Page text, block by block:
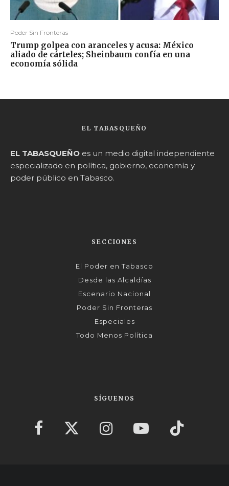
Poder Sin Fronteras
Trump golpea con aranceles y acusa: México
aliado de cárteles; Sheinbaum confía en una
economía sólida
EL TABASQUEÑO
EL TABASQUEÑO es un medio digital independiente
especializado en política, gobierno, economía y
poder público en Tabasco.
SECCIONES
El Poder en Tabasco
Desde las Alcaldías
Escenario Nacional
Poder Sin Fronteras
Especiales
Todo Menos Política
SÍGUENOS